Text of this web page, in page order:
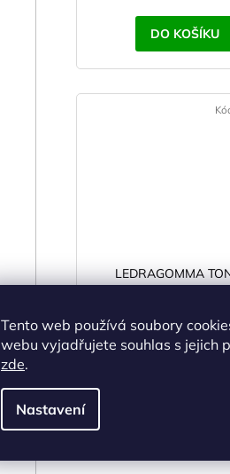
Tento web používá soubory
webu vyjadřujete souhlas s jejich
zde.
Nastavení
DO KOŠÍKU
LEDRAGOMMA
Gymnastik Ball
SKLADEM(>5
405 Kč bez DPH